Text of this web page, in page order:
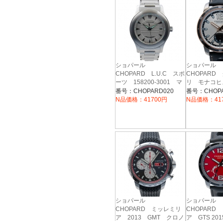
ショパール
CHOPARD L.U.C スポ
ーツ 158200-3001 マ
イクロローター USED
番号：CHOPARD020
N品価格：41700円
ショパール
CHOPARD
リ モナコヒ
ク パワーコ
ル
番号：
N品価格：
ショパール
CHOPARD ミッレミリ
ア 2013 GMT クロノ
ショパール
CHOPARD
ア GTS